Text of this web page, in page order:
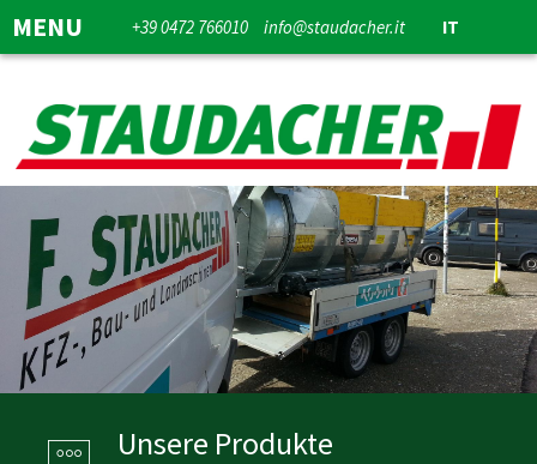
MENU +39 0472 766010 info@staudacher.it IT
Unsere Produkte